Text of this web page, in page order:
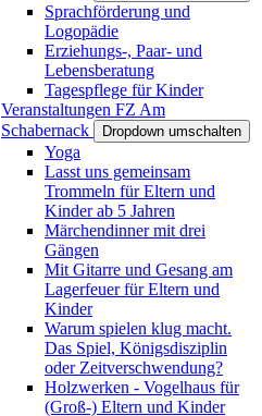
Sprachförderung und
Logopädie
Erziehungs-, Paar- und
Lebensberatung
Tagespflege für Kinder
Veranstaltungen FZ Am
Schabernack
Dropdown umschalten
Yoga
Lasst uns gemeinsam
Trommeln für Eltern und
Kinder ab 5 Jahren
Märchendinner mit drei
Gängen
Mit Gitarre und Gesang am
Lagerfeuer für Eltern und
Kinder
Warum spielen klug macht.
Das Spiel, Königsdisziplin
oder Zeitverschwendung?
Holzwerken - Vogelhaus für
(Groß-) Eltern und Kinder